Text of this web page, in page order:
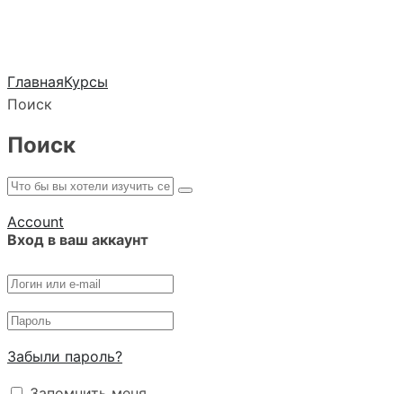
ГлавнаяКурсы
Поиск
Поиск
Account
Вход в ваш аккаунт
Забыли пароль?